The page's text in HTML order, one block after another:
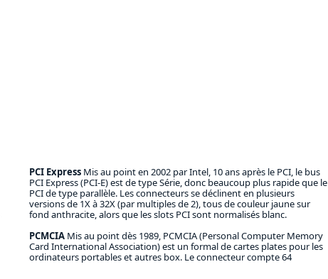
PCI Express Mis au point en 2002 par Intel, 10 ans après le PCI, le bus
PCI Express (PCI-E) est de type Série, donc beaucoup plus rapide que le
PCI de type parallèle. Les connecteurs se déclinent en plusieurs
versions de 1X à 32X (par multiples de 2), tous de couleur jaune sur
fond anthracite, alors que les slots PCI sont normalisés blanc.
PCMCIA Mis au point dès 1989, PCMCIA (Personal Computer Memory
Card International Association) est un formal de cartes plates pour les
ordinateurs portables et autres box. Le connecteur compte 64